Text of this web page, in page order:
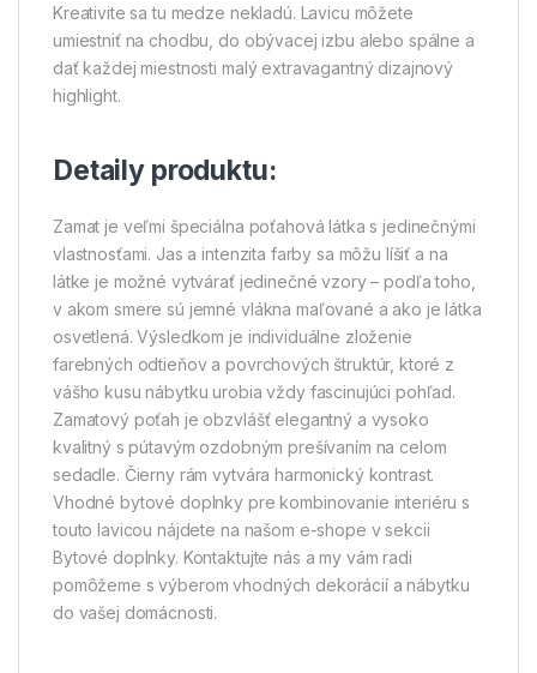
Kreativite sa tu medze nekladú. Lavicu môžete
umiestniť na chodbu, do obývacej izbu alebo spálne a
dať každej miestnosti malý extravagantný dizajnový
highlight.
Detaily produktu:
Zamat je veľmi špeciálna poťahová látka s jedinečnými
vlastnosťami. Jas a intenzita farby sa môžu líšiť a na
látke je možné vytvárať jedinečné vzory – podľa toho,
v akom smere sú jemné vlákna maľované a ako je látka
osvetlená. Výsledkom je individuálne zloženie
farebných odtieňov a povrchových štruktúr, ktoré z
vášho kusu nábytku urobia vždy fascinujúci pohľad.
Zamatový poťah je obzvlášť elegantný a vysoko
kvalitný s pútavým ozdobným prešívaním na celom
sedadle. Čierny rám vytvára harmonický kontrast.
Vhodné bytové doplnky pre kombinovanie interiéru s
touto lavicou nájdete na našom e-shope v sekcii
Bytové doplnky. Kontaktujte nás a my vám radi
pomôžeme s výberom vhodných dekorácií a nábytku
do vašej domácnosti.